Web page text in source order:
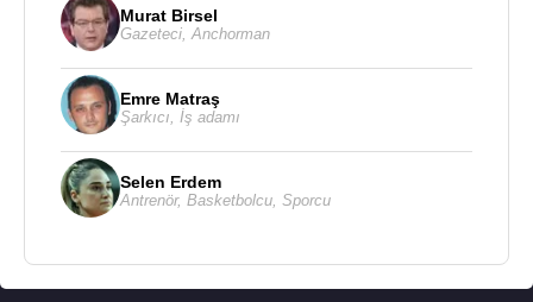
Murat Birsel
Gazeteci Anchorman
Emre Matraş
Şarkıcı İş adamı
Selen Erdem
Antrenör, Basketbolcu Sporcu